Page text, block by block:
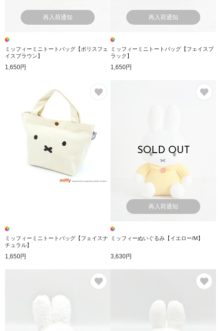
再入荷通知
ミッフィーミニトートバッグ【ボリスフェ
イスブラウン】
1,650円
再入荷通知
ミッフィーミニトートバッグ【フェイスブ
ラック】
1,650円
ミッフィーミニトートバッグ【フェイスナ
チュラル】
1,650円
SOLD OUT
再入荷通知
ミッフィーぬいぐるみ【イエロー/M】
3,630円